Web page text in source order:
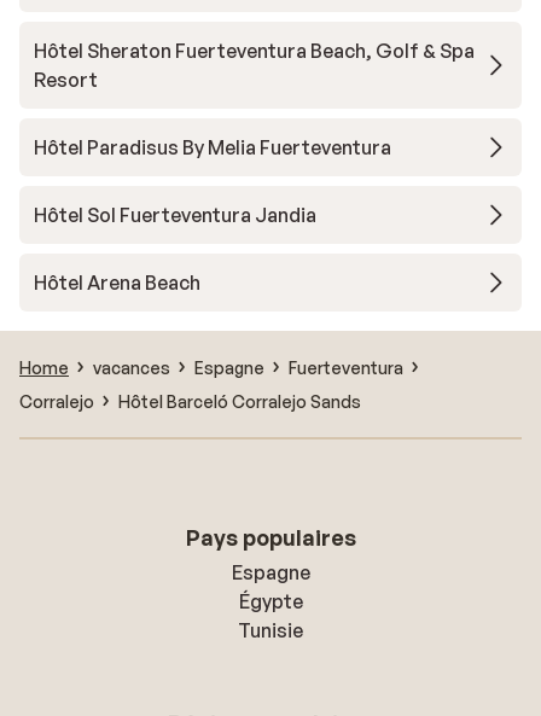
Hôtel Sheraton Fuerteventura Beach, Golf & Spa
Resort
Hôtel Paradisus By Melia Fuerteventura
Hôtel Sol Fuerteventura Jandia
Hôtel Arena Beach
Home vacances Espagne
Fuerteventura
Corralejo
Hôtel Barceló Corralejo Sands
Pays populaires
Espagne
Égypte
Tunisie